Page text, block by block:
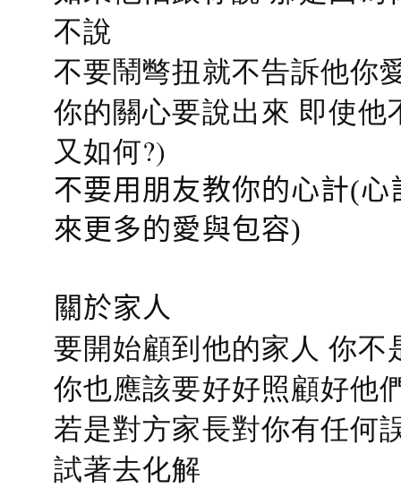
不說
不要鬧彆扭就不告訴他你
你的關心要說出來 即使
又如何?)
不要用朋友教你的心計(
來更多的愛與包容)
關於家人
要開始顧到他的家人 你
你也應該要好好照顧好他
若是對方家長對你有任何
試著去化解